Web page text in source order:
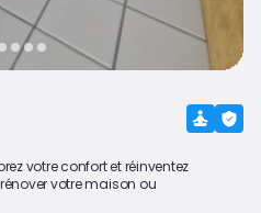
votre confort et réinventez
votre maison ou